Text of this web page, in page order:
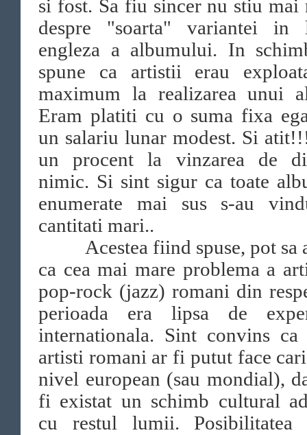
si fost. Sa fiu sincer nu stiu mai
despre "soarta" variantei in
engleza a albumului. In
spune ca artistii erau
maximum la realizarea unui
Eram platiti cu o suma fixa
un salariu lunar modest. Si
un procent la vinzarea de
nimic. Si sint sigur ca toate
enumerate mai sus s-au
cantitati mari..
Acestea fiind spuse, pot sa
ca cea mai mare problema a
pop-rock (jazz) romani din
perioada era lipsa de
internationala. Sint convins
artisti romani ar fi putut face
nivel european (sau mondial),
fi existat un schimb cultural
cu restul lumii.